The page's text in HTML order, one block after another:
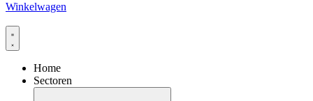
Winkelwagen
Home
Sectoren